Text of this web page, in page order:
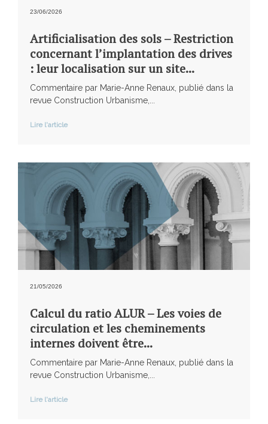
23/06/2026
Artificialisation des sols – Restriction
concernant l’implantation des drives
: leur localisation sur un site...
Commentaire par Marie-Anne Renaux, publié dans la
revue Construction Urbanisme,...
Lire l'article
21/05/2026
Calcul du ratio ALUR – Les voies de
circulation et les cheminements
internes doivent être...
Commentaire par Marie-Anne Renaux, publié dans la
revue Construction Urbanisme,...
Lire l'article